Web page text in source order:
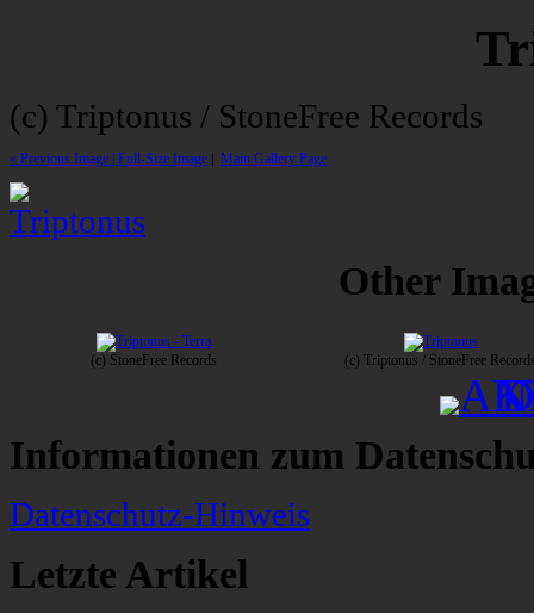
(c) Triptonus / StoneFree Records
« Previous Image | Full-Size Image Main Gallery Page
Other
(c) StoneFree Records (c) Triptonus / StoneFree
Informationen zum
Datenschutz-Hinweis
Letzte Artikel